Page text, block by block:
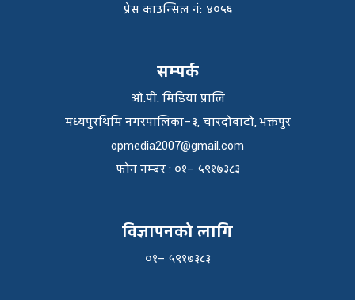
प्रेस काउन्सिल नंः ४०५६
सम्पर्क
ओ.पी. मिडिया प्रालि
मध्यपुरथिमि नगरपालिका–३, चारदोबाटो, भक्तपुर
opmedia2007@gmail.com
फाेन नम्बर : ०१– ५९१७३८३
विज्ञापनको लागि
०१– ५९१७३८३